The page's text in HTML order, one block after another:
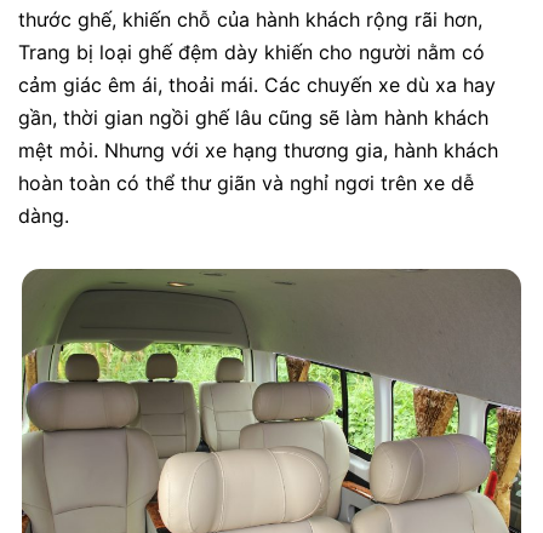
thước ghế, khiến chỗ của hành khách rộng rãi hơn,
Trang bị loại ghế đệm dày khiến cho người nằm có
cảm giác êm ái, thoải mái. Các chuyến xe dù xa hay
gần, thời gian ngồi ghế lâu cũng sẽ làm hành khách
mệt mỏi. Nhưng với xe hạng thương gia, hành khách
hoàn toàn có thể thư giãn và nghỉ ngơi trên xe dễ
dàng.